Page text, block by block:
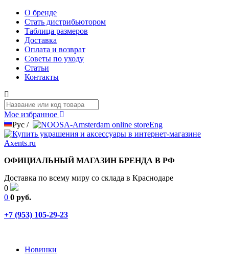
О бренде
Стать дистрибьютором
Таблица размеров
Доставка
Оплата и возврат
Советы по уходу
Статьи
Контакты
Мое избранное
Рус / Eng
ОФИЦИАЛЬНЫЙ МАГАЗИН БРЕНДА В РФ
Доставка по всему миру со склада в Краснодаре
0
0 0 руб.
+7 (953) 105-29-23
Новинки